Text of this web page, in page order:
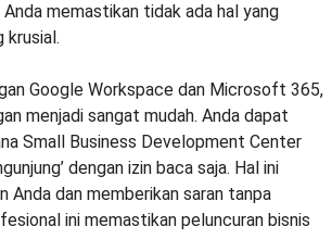
memastikan tidak ada hal yang
krusial.
Google Workspace dan Microsoft 365,
menjadi sangat mudah. Anda dapat
Small Business Development Center
dengan izin baca saja. Hal ini
Anda dan memberikan saran tanpa
ini memastikan peluncuran bisnis